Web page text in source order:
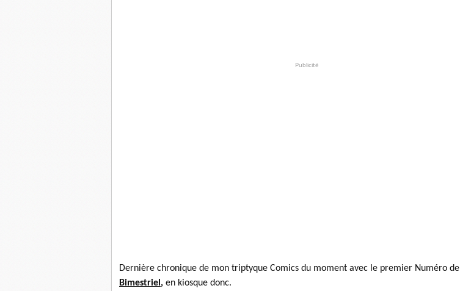
Publicité
Dernière chronique de mon triptyque Comics du moment avec le premier Numéro de
Bimestriel , en kiosque donc.